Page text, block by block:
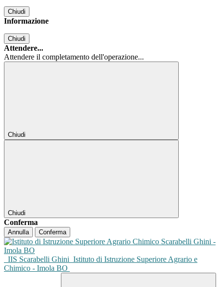
Chiudi
Informazione
Chiudi
Attendere...
Attendere il completamento dell'operazione...
Chiudi
Chiudi
Conferma
Annulla Conferma
IIS Scarabelli Ghini Istituto di Istruzione Superiore Agrario e
Chimico - Imola BO